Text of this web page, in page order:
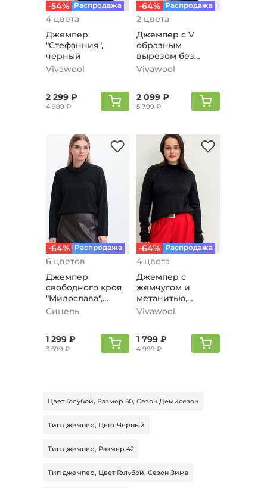
-54% Распродажа
4 цвета
Джемпер
"Стефанния",
черный
Vivawool
2 299 ₽
4 999 ₽
-64% Распродажа
2 цвета
Джемпер с V
образным
вырезом без
метанити, черный
Vivawool
2 099 ₽
5 799 ₽
-64% Распродажа
6 цветов
Джемпер
свободного кроя
"Милослава",
черный
Синель
1 299 ₽
3 599 ₽
-64% Распродажа
4 цвета
Джемпер с
жемчугом и
метанитью,
черный
Vivawool
1 799 ₽
4 999 ₽
Цвет Голубой, Размер 50, Сезон Демисезон
Тип джемпер, Цвет Черный
Тип джемпер, Размер 42
Тип джемпер, Цвет Голубой, Сезон Зима